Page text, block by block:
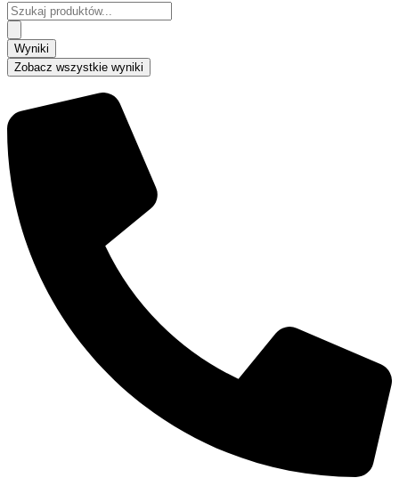
Search
...
Wyniki
Zobacz wszystkie wyniki